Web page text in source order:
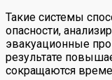
Такие системы
опасности,
эвакуационные
результате
сокращаются